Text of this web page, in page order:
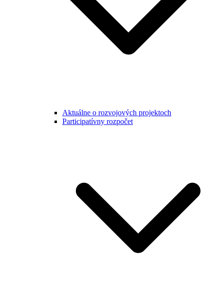
Aktuálne o rozvojových projektoch
Participatívny rozpočet